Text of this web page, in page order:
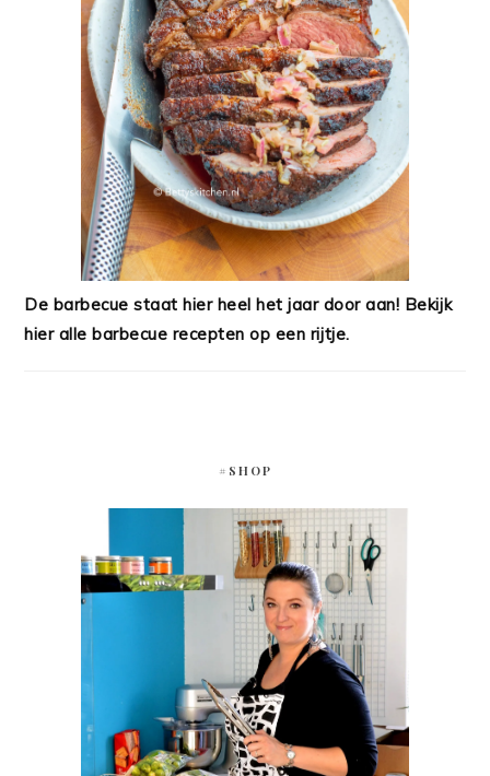
De barbecue staat hier heel het jaar door aan! Bekijk
hier alle barbecue recepten op een rijtje.
#SHOP